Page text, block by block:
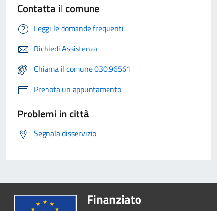
Contatta il comune
Leggi le domande frequenti
Richiedi Assistenza
Chiama il comune 030.96561
Prenota un appuntamento
Problemi in città
Segnala disservizio